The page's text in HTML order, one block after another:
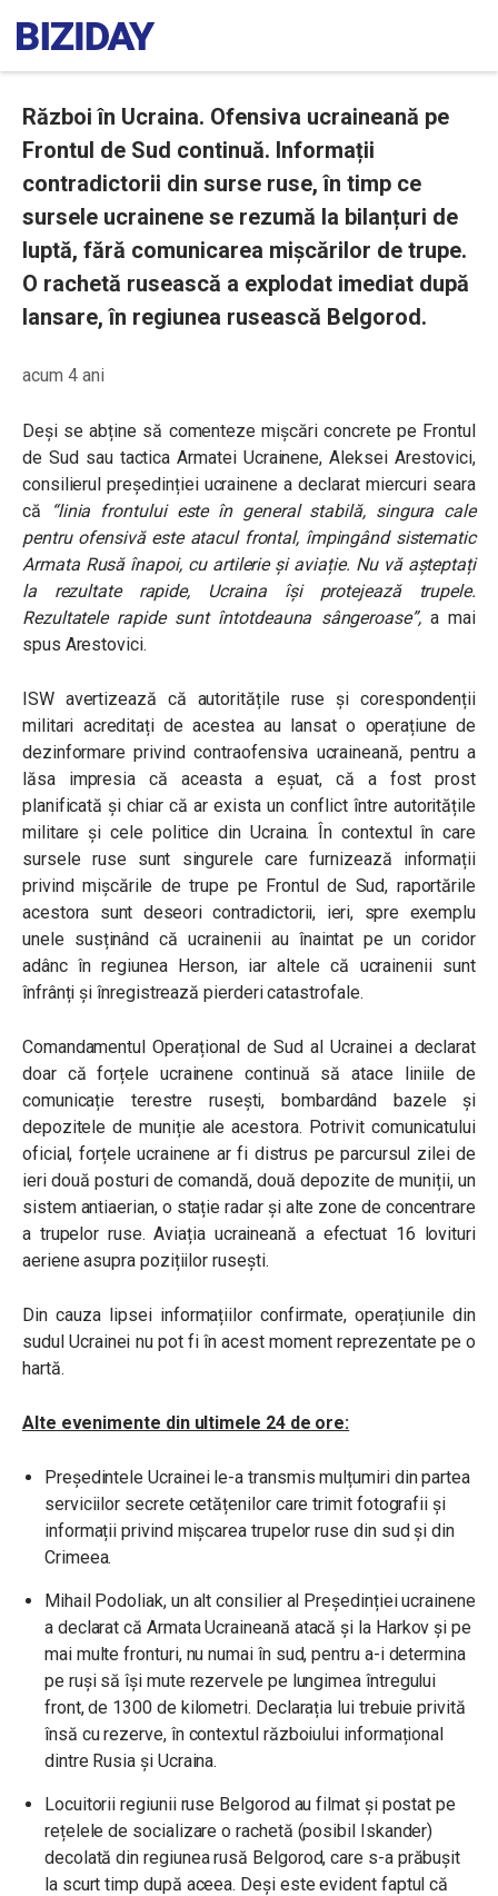
Război în Ucraina. Ofensiva ucraineană pe
Frontul de Sud continuă. Informații
contradictorii din surse ruse, în timp ce
sursele ucrainene se rezumă la bilanțuri de
luptă, fără comunicarea mișcărilor de trupe.
O rachetă rusească a explodat imediat după
lansare, în regiunea rusească Belgorod.
acum 4 ani
Deși se abține să comenteze mișcări concrete pe Frontul
de Sud sau tactica Armatei Ucrainene, Aleksei Arestovici,
consilierul președinției ucrainene a declarat miercuri seara
că
“linia frontului este în general stabilă, singura cale
pentru ofensivă este atacul frontal, împingând sistematic
Armata Rusă înapoi, cu artilerie și aviație. Nu vă așteptați
la rezultate rapide, Ucraina își protejează trupele.
Rezultatele rapide sunt întotdeauna sângeroase”,a mai
spus Arestovici.
ISW avertizează că autoritățile ruse și corespondenții
militari acreditați de acestea au lansat o operațiune de
dezinformare privind contraofensiva ucraineană, pentru a
lăsa impresia că aceasta a eșuat, că a fost prost
planificată și chiar că ar exista un conflict între autoritățile
militare și cele politice din Ucraina. În contextul în care
sursele ruse sunt singurele care furnizează informații
privind mișcările de trupe pe Frontul de Sud, raportările
acestora sunt deseori contradictorii, ieri, spre exemplu
unele susținând că ucrainenii au înaintat pe un coridor
adânc în regiunea Herson, iar altele că ucrainenii sunt
înfrânți și înregistrează pierderi catastrofale.
Comandamentul Operațional de Sud al Ucrainei a declarat
doar că forțele ucrainene continuă să atace liniile de
comunicație terestre rusești, bombardând bazele și
depozitele de muniție ale acestora. Potrivit comunicatului
oficial, forțele ucrainene ar fi distrus pe parcursul zilei de
ieri două posturi de comandă, două depozite de muniții, un
sistem antiaerian, o stație radar și alte zone de concentrare
a trupelor ruse. Aviația ucraineană a efectuat 16 lovituri
aeriene asupra pozițiilor rusești.
Din cauza lipsei informațiilor confirmate, operațiunile din
sudul Ucrainei nu pot fi în acest moment reprezentate pe o
hartă.
Alte evenimente din ultimele 24 de ore:
Președintele Ucrainei le-a transmis mulțumiri din partea
serviciilor secrete cetățenilor care trimit fotografii și
informații privind mișcarea trupelor ruse din sud și din
Crimeea.
Mihail Podoliak, un alt consilier al Președinției ucrainene
a declarat că Armata Ucraineană atacă și la Harkov și pe
mai multe fronturi, nu numai în sud, pentru a-i determina
pe ruși să își mute rezervele pe lungimea întregului
front, de 1300 de kilometri. Declarația lui trebuie privită
însă cu rezerve, în contextul războiului informațional
dintre Rusia și Ucraina.
Locuitorii regiunii ruse Belgorod au filmat și postat pe
rețelele de socializare o rachetă (posibil Iskander)
decolată din regiunea rusă Belgorod, care s-a prăbușit
la scurt timp după aceea. Deși este evident faptul că